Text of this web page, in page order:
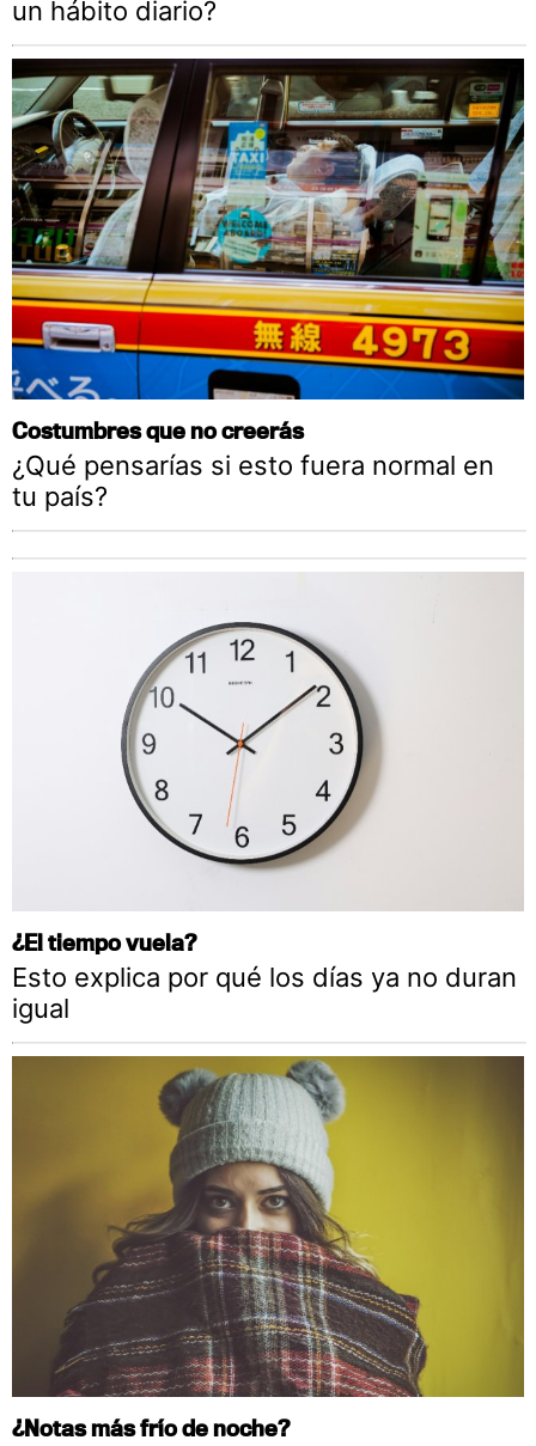
un hábito diario?
Costumbres que no creerás
¿Qué pensarías si esto fuera normal en
tu país?
¿El tiempo vuela?
Esto explica por qué los días ya no duran
igual
¿Notas más frío de noche?